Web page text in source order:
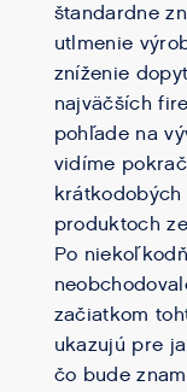
štandardne
utlmenie
zníženie
najväčších
pohľade na
vidíme
produktoch
Po
začiatkom
ukazujú pre
čo bude